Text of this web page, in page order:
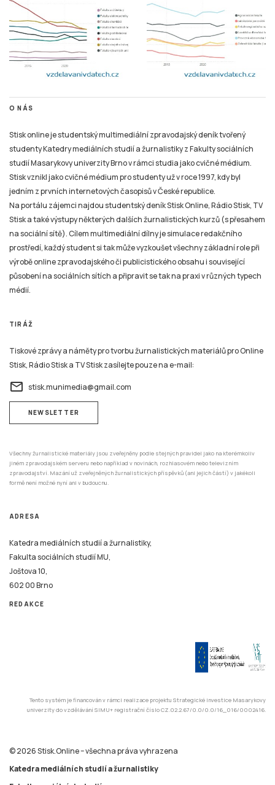
O NÁS
Stisk online je studentský multimediální zpravodajský deník tvořený
studenty Katedry mediálních studií a žurnalistiky z Fakulty sociálních
studií Masarykovy univerzity Brno v rámci studia jako cvičné médium.
Stisk vznikl jako cvičné médium pro studenty už v roce 1997, kdy byl
jedním z prvních internetových časopisů v České republice.
Na portálu zájemci najdou studentský deník Stisk Online, Rádio Stisk, TV
Stisk a také výstupy některých dalších žurnalistických kurzů (s přesahem
na sociální sítě). Cílem multimediální dílny je simulace redakčního
prostředí, každý student si tak může vyzkoušet všechny základní role při
výrobě online zpravodajského či publicistického obsahu i související
působení na sociálních sítích a připravit se tak na praxi v různých typech
médií.
TIRÁŽ
Tiskové zprávy a náměty pro tvorbu žurnalistických materiálů pro Online
Stisk, Rádio Stisk a TV Stisk zasílejte pouze na e-mail:
email stisk.munimedia@gmail.com
NEWSLETTER
Všechny žurnalistické materiály jsou zveřejněny podle stejných pravidel jako na kterémkoliv
jiném zpravodajském serveru nebo například v novinách, rozhlasovém nebo televizním
zpravodajství. Mazání už zveřejněných žurnalistických příspěvků (ani jejich částí) v jakékoli
formě není možné nyní ani v budoucnu.
ADRESA
Katedra mediálních studií a žurnalistiky,
Fakulta sociálních studií MU,
Joštova 10,
602 00 Brno
REDAKCE
Tento systém je financován v rámci realizace projektu Strategické investice Masarykovy
univerzity do vzdělávání SIMU+ registrační číslo CZ.02.2.67/0.0/0.0/16_016/0002416.
© 2026 Stisk.Online – všechna práva vyhrazena
Katedra mediálních studií a žurnalistiky